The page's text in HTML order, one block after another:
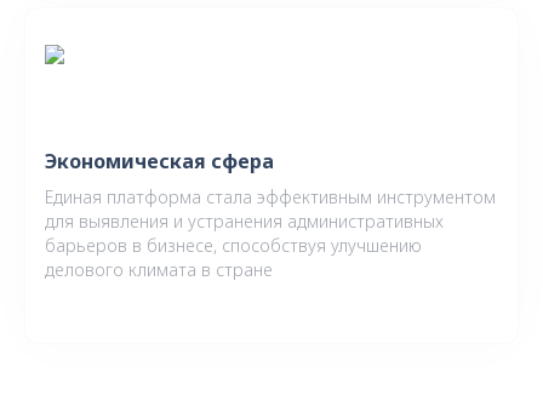
Экономическая сфера
Единая платформа стала эффективным инструментом
для выявления и устранения административных
барьеров в бизнесе, способствуя улучшению
делового климата в стране